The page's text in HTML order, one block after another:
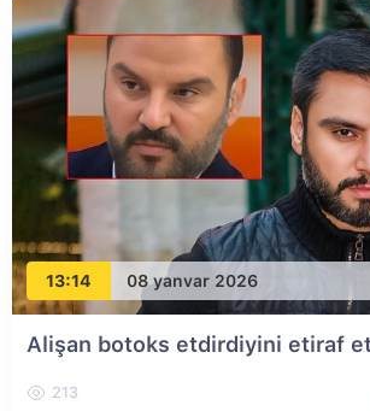
13:14 08 yanvar 2026
Alişan botoks etdirdiyini etiraf
213